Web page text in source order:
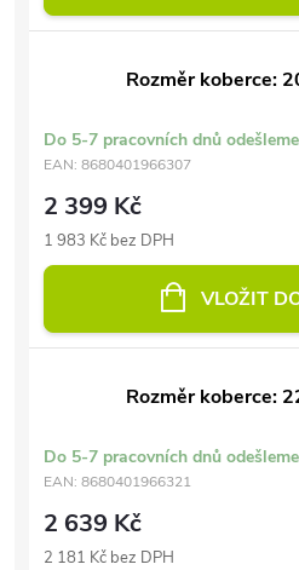
Rozměr koberce:
Do 5-7 pracovních dnů odešleme
EAN: 8680401966307
2 399 Kč
1 983 Kč bez DPH
VLOŽIT
Rozměr koberce:
Do 5-7 pracovních dnů odešleme
EAN: 8680401966321
2 639 Kč
2 181 Kč bez DPH